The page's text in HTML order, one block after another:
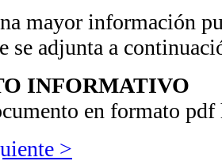
mayor información
se adjunta a
INFORMATIVO
en formato
>